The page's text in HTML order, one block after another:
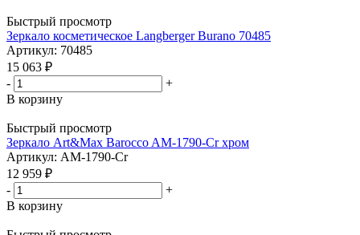
Быстрый просмотр
Зеркало косметическое Langberger Burano 70485
Артикул: 70485
15 063 ₽
-
+
В корзину
Быстрый просмотр
Зеркало Art&Max Barocco AM-1790-Cr хром
Артикул: AM-1790-Cr
12 959 ₽
-
+
В корзину